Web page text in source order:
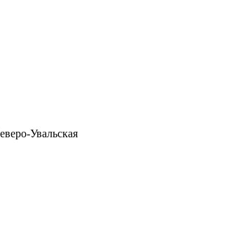
Увальская